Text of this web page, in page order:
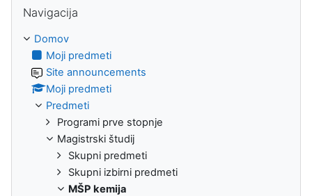
Navigacija
Domov
Moji predmeti
Site announcements
Moji predmeti
Predmeti
Programi prve stopnje
Magistrski študij
Skupni predmeti
Skupni izbirni predmeti
MŠP kemija